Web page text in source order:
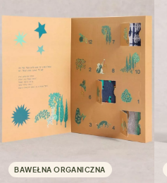
BAWEŁNA ORGANICZNA